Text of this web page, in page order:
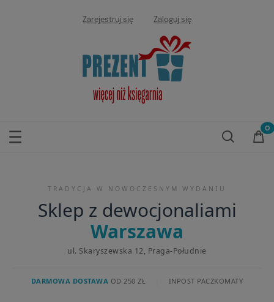
Zarejestruj się Zaloguj się
TRADYCJA W NOWOCZESNYM WYDANIU
Sklep z dewocjonaliami
Warszawa
ul. Skaryszewska 12, Praga-Południe
DARMOWA DOSTAWA OD 250 ZŁ INPOST PACZKOMATY